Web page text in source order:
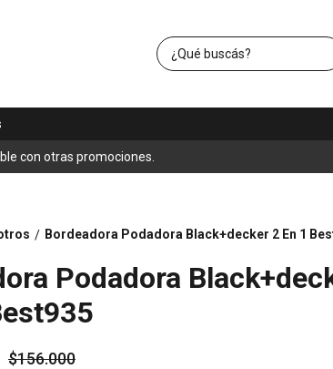
con otras promociones.
/ Bordeadora Podadora Black+decker 2 En 1
Podadora
$156.000